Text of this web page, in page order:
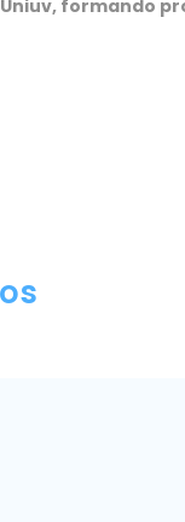
formando